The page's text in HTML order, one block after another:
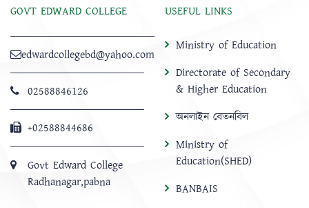
GOVT EDWARD COLLEGE
edwardcollegebd@yahoo.com
02588846126
+02588844686
Govt Edward College
Radhanagar,pabna
USEFUL LINKS
Ministry of Education
Directorate of Secondary
& Higher Education
অনলাইন বেতনবিল
Ministry of
Education(SHED)
BANBAIS